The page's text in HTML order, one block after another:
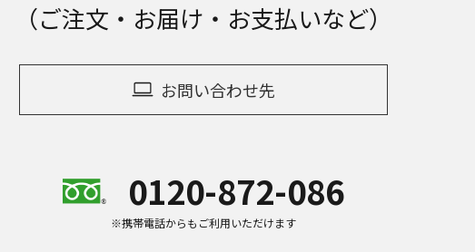
（ご注文・お届け・お支払いなど）
お問い合わせ先
0120-872-086
※携帯電話からもご利用いただけます